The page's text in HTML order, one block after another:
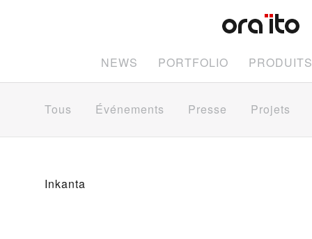
NEWS PORTFOLIO PRODUITS
Tous Événements Presse Projets
Inkanta